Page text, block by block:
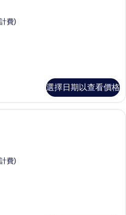
費)
選擇日期以查看價格
高級寢具、羽絨被、客房內保險箱、書
費)